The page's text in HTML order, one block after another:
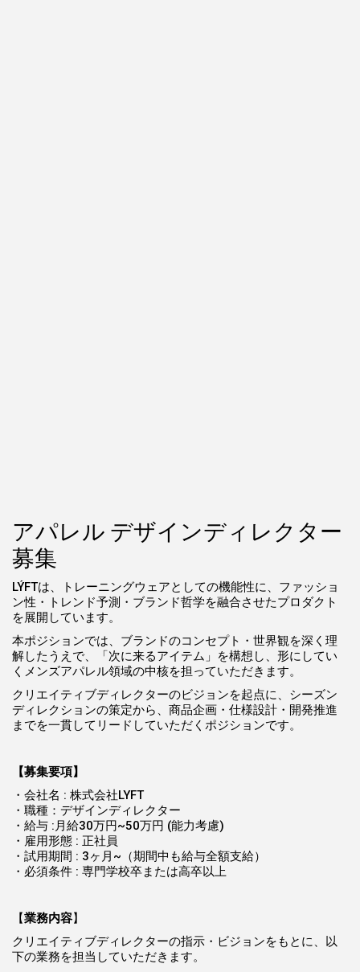
アパレル デザインディレクター
募集
LÝFTは、トレーニングウェアとしての機能性に、ファッショ
ン性・トレンド予測・ブランド哲学を融合させたプロダクト
を展開しています。
本ポジションでは、ブランドのコンセプト・世界観を深く理
解したうえで、「次に来るアイテム」を構想し、形にしてい
くメンズアパレル領域の中核を担っていただきます。
クリエイティブディレクターのビジョンを起点に、シーズン
ディレクションの策定から、商品企画・仕様設計・開発推進
までを一貫してリードしていただくポジションです。
【募集要項】
・会社名 : 株式会社LYFT
・職種：デザインディレクター
・給与 :月給30万円~50万円 (能力考慮)
・雇用形態 : 正社員
・試用期間 : 3ヶ月~（期間中も給与全額支給）
・必須条件 : 専門学校卒または高卒以上
【業務内容】
クリエイティブディレクターの指示・ビジョンをもとに、以
下の業務を担当していただきます。